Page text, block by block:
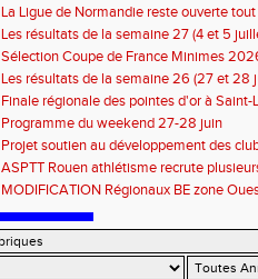
La Ligue de Normandie reste ouverte tout
Les résultats de la semaine 27 (4 et 5
Sélection Coupe de France Minimes
Les résultats de la semaine 26 (27 et 28
Finale régionale des pointes d'or à
informations
Programme du weekend 27-28 juin
Projet soutien au développement des
ASPTT Rouen athlétisme recrute
MODIFICATION Régionaux BE zone